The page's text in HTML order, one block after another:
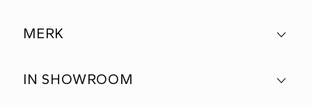
MERK
IN SHOWROOM